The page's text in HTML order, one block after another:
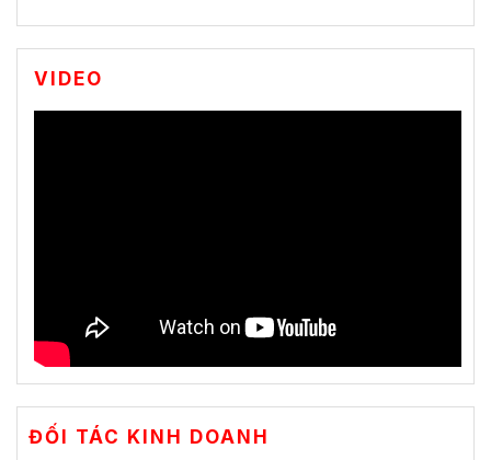
VIDEO
ĐỐI TÁC KINH DOANH